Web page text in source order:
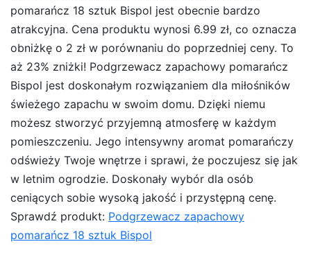
pomarańcz 18 sztuk Bispol jest obecnie bardzo
atrakcyjna. Cena produktu wynosi 6.99 zł, co oznacza
obniżkę o 2 zł w porównaniu do poprzedniej ceny. To
aż 23% zniżki! Podgrzewacz zapachowy pomarańcz
Bispol jest doskonałym rozwiązaniem dla miłośników
świeżego zapachu w swoim domu. Dzięki niemu
możesz stworzyć przyjemną atmosferę w każdym
pomieszczeniu. Jego intensywny aromat pomarańczy
odświeży Twoje wnętrze i sprawi, że poczujesz się jak
w letnim ogrodzie. Doskonały wybór dla osób
ceniących sobie wysoką jakość i przystępną cenę.
Sprawdź produkt: Podgrzewacz zapachowy
pomarańcz 18 sztuk Bispol